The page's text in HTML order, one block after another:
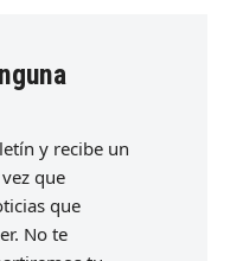
y recibe un
que
que
No te